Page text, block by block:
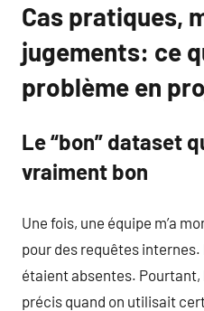
Cas pratiques,
jugements: ce
problème en
Le “bon” dataset
vraiment bon
Une fois, une équipe m’a
pour des requêtes
étaient absentes.
précis quand on utilisait